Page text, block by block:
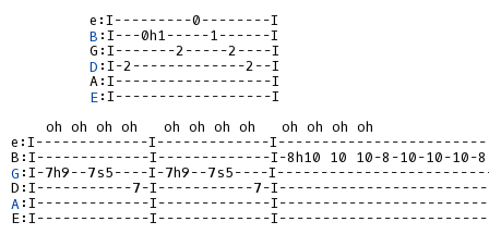
         e:I---------0--------I
B :I---0h1-----1------I
         G:I-------2-----2----I
D :I-2-------------2--I
         A:I------------------I
E:I------------------I
    oh oh oh oh   oh oh oh oh   oh oh oh oh
B:I-------------I-------------I-8h10 10 10-8-10-10-10-
G :I-7h9--7s5----I-7h9--7s5----
A :I-------------I-------------
E:I-------------I-------------